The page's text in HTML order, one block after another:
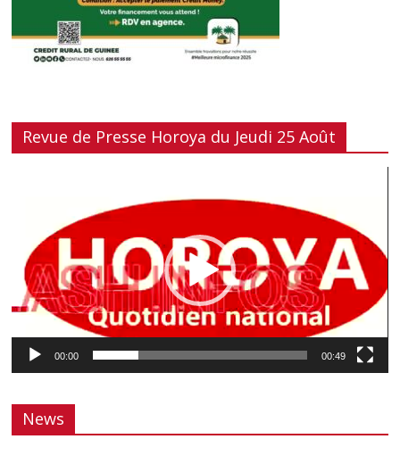
Revue de Presse Horoya du Jeudi 25 Août
00:00 00:49
News